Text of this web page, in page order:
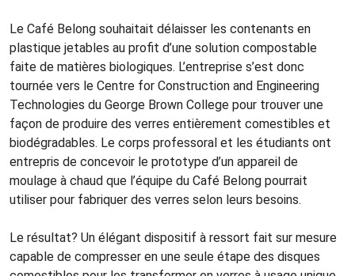
Le Café Belong souhaitait délaisser les contenants en
plastique jetables au profit d’une solution compostable
faite de matières biologiques. L’entreprise s’est donc
tournée vers le Centre for Construction and Engineering
Technologies du George Brown College pour trouver une
façon de produire des verres entièrement comestibles et
biodégradables. Le corps professoral et les étudiants ont
entrepris de concevoir le prototype d’un appareil de
moulage à chaud que l’équipe du Café Belong pourrait
utiliser pour fabriquer des verres selon leurs besoins.
Le résultat? Un élégant dispositif à ressort fait sur mesure
capable de compresser en une seule étape des disques